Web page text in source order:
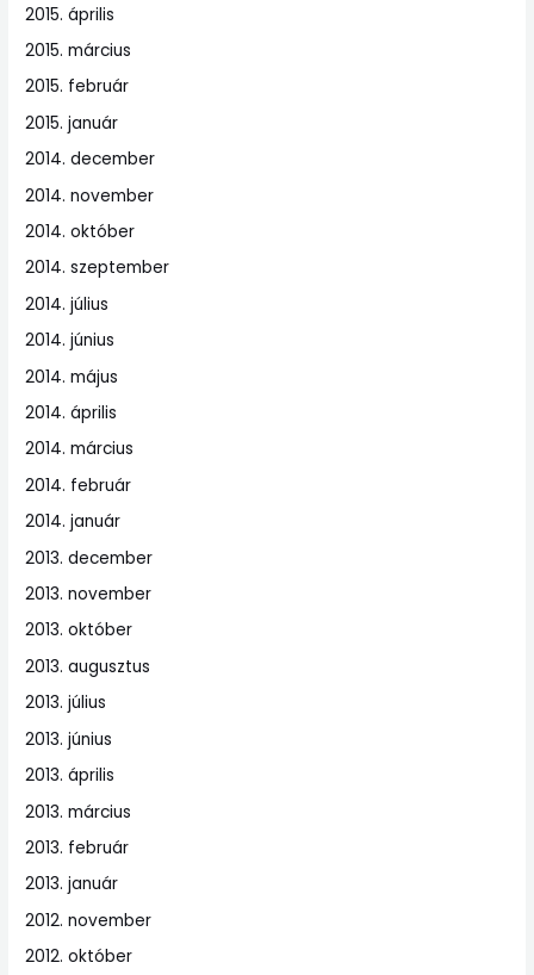
2015. április
2015. március
2015. február
2015. január
2014. december
2014. november
2014. október
2014. szeptember
2014. július
2014. június
2014. május
2014. április
2014. március
2014. február
2014. január
2013. december
2013. november
2013. október
2013. augusztus
2013. július
2013. június
2013. április
2013. március
2013. február
2013. január
2012. november
2012. október